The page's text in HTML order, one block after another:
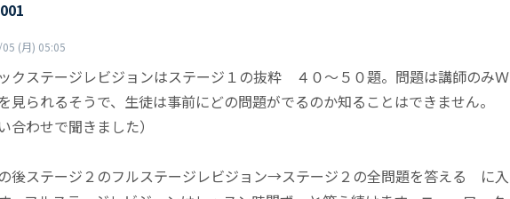
(月) 05:05
クステージレビジョンはステージ１の抜粋 ４０～５０題。問題は講師のみＷ
見られるそうで、生徒は事前にどの問題がでるのか知ることはできません。
い合わせで聞きました）
後ステージ２のフルステージレビジョン→ステージ２の全問題を答える に入